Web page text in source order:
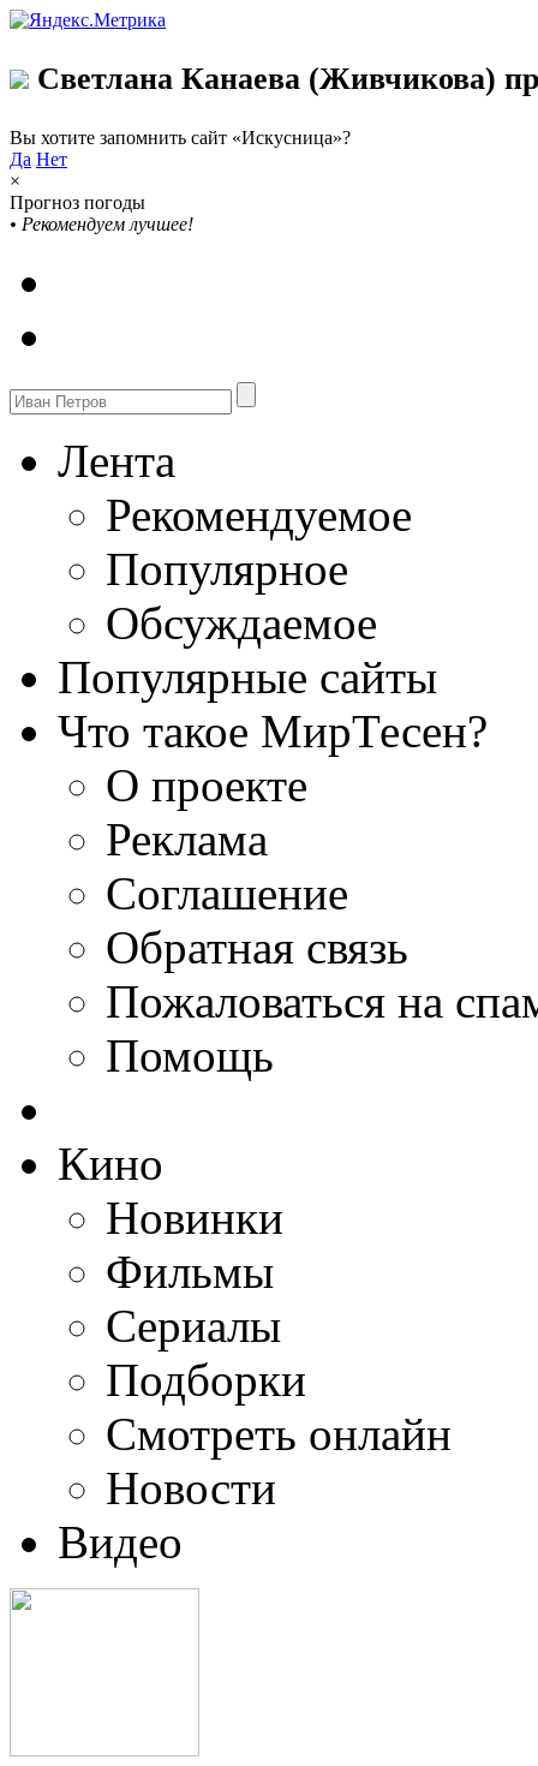
Светлана Канаева (Живчикова)
Вы хотите запомнить сайт «Искусница»?
Да Нет
×
Прогноз погоды
• Рекомендуем лучшее!
Лента
Рекомендуемое
Популярное
Обсуждаемое
Популярные сайты
Что такое МирТесен?
О проекте
Реклама
Соглашение
Обратная связь
Пожаловаться на
Помощь
Кино
Новинки
Фильмы
Сериалы
Подборки
Смотреть онлайн
Новости
Видео